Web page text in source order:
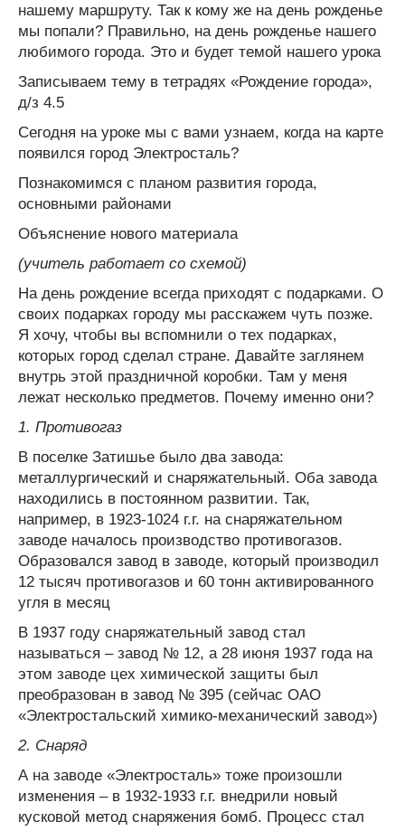
нашему маршруту. Так к кому же на день рожденье
мы попали? Правильно, на день рожденье нашего
любимого города. Это и будет темой нашего урока
Записываем тему в тетрадях «Рождение города»,
д/з 4.5
Сегодня на уроке мы с вами узнаем, когда на карте
появился город Электросталь?
Познакомимся с планом развития города,
основными районами
Объяснение нового материала
(учитель работает со схемой)
На день рождение всегда приходят с подарками. О
своих подарках городу мы расскажем чуть позже.
Я хочу, чтобы вы вспомнили о тех подарках,
которых город сделал стране. Давайте заглянем
внутрь этой праздничной коробки. Там у меня
лежат несколько предметов. Почему именно они?
1. Противогаз
В поселке Затишье было два завода:
металлургический и снаряжательный. Оба завода
находились в постоянном развитии. Так,
например, в 1923-1024 г.г. на снаряжательном
заводе началось производство противогазов.
Образовался завод в заводе, который производил
12 тысяч противогазов и 60 тонн активированного
угля в месяц
В 1937 году снаряжательный завод стал
называться – завод № 12, а 28 июня 1937 года на
этом заводе цех химической защиты был
преобразован в завод № 395 (сейчас ОАО
«Электростальский химико-механический завод»)
2. Снаряд
А на заводе «Электросталь» тоже произошли
изменения – в 1932-1933 г.г. внедрили новый
кусковой метод снаряжения бомб. Процесс стал